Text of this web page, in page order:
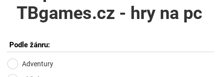
TBgames.cz - hry na pc
Podle žánru:
Adventury